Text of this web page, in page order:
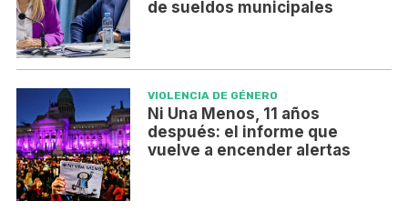
de sueldos municipales
VIOLENCIA DE GÉNERO
Ni Una Menos, 11 años
después: el informe que
vuelve a encender alertas